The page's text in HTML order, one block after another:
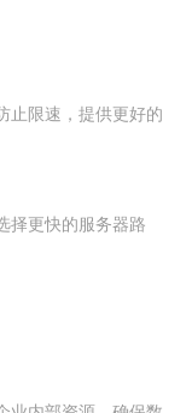
止限速，提供更好的
择更快的服务器路